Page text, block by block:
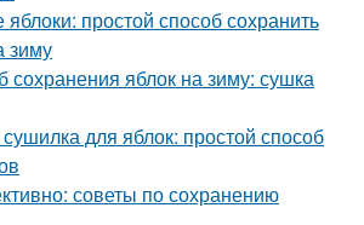
простой способ сохранить
зиму
сохранения яблок на зиму: сушка
для яблок: простой способ
советы по сохранению